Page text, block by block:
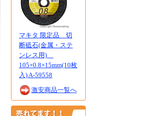
マキタ 限定品 切
断砥石(金属・ステ
ンレス用)
105×0.8×15mm(10枚
入) A-59558
激安商品一覧へ